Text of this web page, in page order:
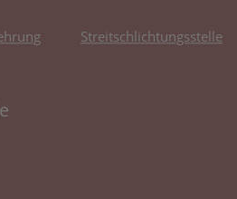
Streitschlichtungsstelle